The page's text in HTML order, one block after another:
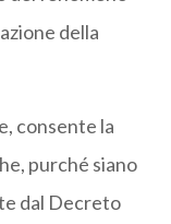
della
consente la
purché siano
dal Decreto